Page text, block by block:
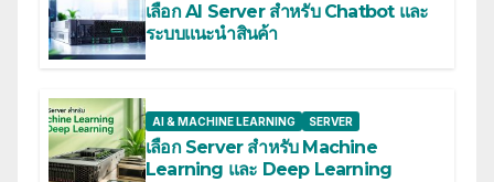
เลือก AI Server สำหรับ Chatbot และ
ระบบแนะนำสินค้า
AI & MACHINE LEARNING SERVER
เลือก Server สำหรับ Machine
Learning และ Deep Learning